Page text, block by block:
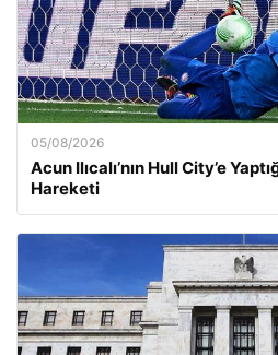
05/08/2026
Acun Ilıcalı’nın Hull City’e
Hareketi